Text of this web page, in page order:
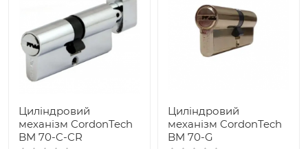
Циліндровий
механізм CordonTech
BM 70-C-CR
Циліндровий
механізм CordonTech
BM 70-G